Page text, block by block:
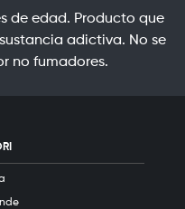
de edad. Producto que
adictiva. No se
no fumadores.